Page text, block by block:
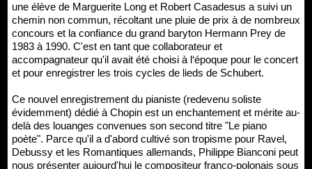
une élève de Marguerite Long et Robert Casadesus a suivi un
chemin non commun, récoltant une pluie de prix à de nombreux
concours et la confiance du grand baryton Hermann Prey de
1983 à 1990. C'est en tant que collaborateur et
accompagnateur qu'il avait été choisi à l‘époque pour le concert
et pour enregistrer les trois cycles de lieds de Schubert.
Ce nouvel enregistrement du pianiste (redevenu soliste
évidemment) dédié à Chopin est un enchantement et mérite au-
delà des louanges convenues son second titre "Le piano
poète". Parce qu'il a d'abord cultivé son tropisme pour Ravel,
Debussy et les Romantiques allemands, Philippe Bianconi peut
nous présenter aujourd'hui le compositeur franco-polonais sous